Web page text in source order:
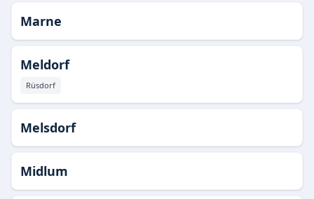
Marne
Meldorf
Rüsdorf
Melsdorf
Midlum